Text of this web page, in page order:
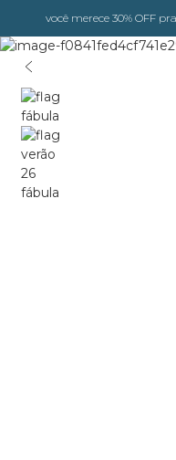
você merece 30% OFF